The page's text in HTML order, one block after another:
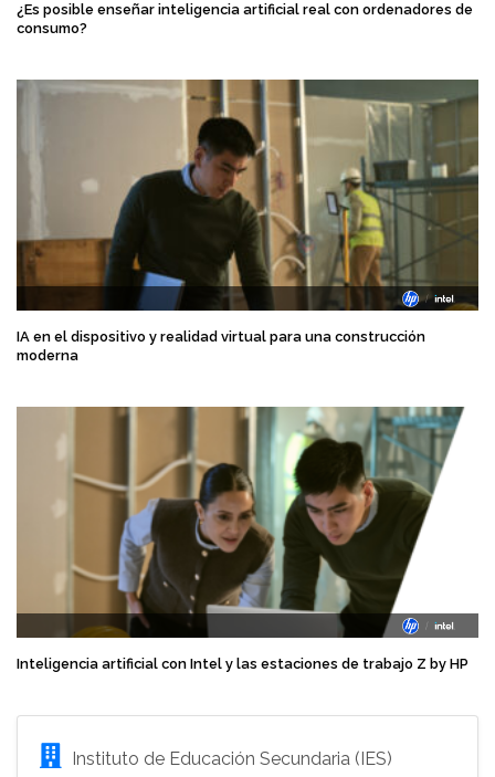
¿Es posible enseñar inteligencia artificial real con ordenadores de
consumo?
IA en el dispositivo y realidad virtual para una construcción
moderna
Inteligencia artificial con Intel y las estaciones de trabajo Z by HP
Instituto de Educación Secundaria (IES)